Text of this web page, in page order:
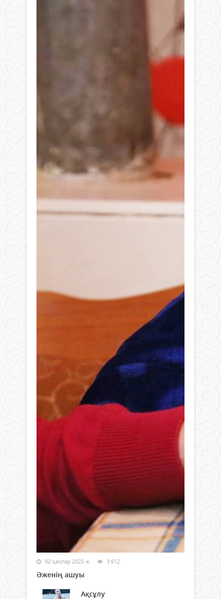
02 қаңтар 2025 ж. 3 612
Әженің ашуы
Ақсұлу